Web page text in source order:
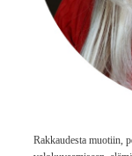
Rakkaudesta muotiin,